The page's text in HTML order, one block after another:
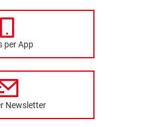
per App
Newsletter